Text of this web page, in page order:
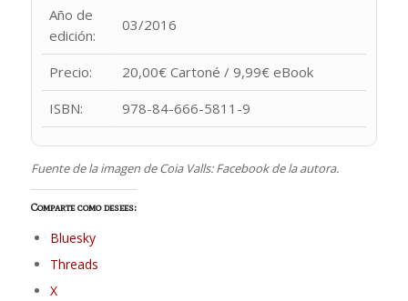
Año de
edición:
03/2016
Precio:
20,00€ Cartoné / 9,99€ eBook
ISBN:
978-84-666-5811-9
Fuente de la imagen de Coia Valls: Facebook de la autora.
Comparte como desees:
Bluesky
Threads
X